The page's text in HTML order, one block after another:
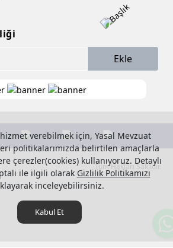
verebilmek için, Yasal Mevzuat
politikalarımızda belirtilen amaçlarla
çerezler(cookies) kullanıyoruz. Detaylı
ile ilgili olarak Gizlilik Politikamızı
inceleyebilirsiniz.
Kabul Et
Ekle
Tüm Hakları Saklıdır.